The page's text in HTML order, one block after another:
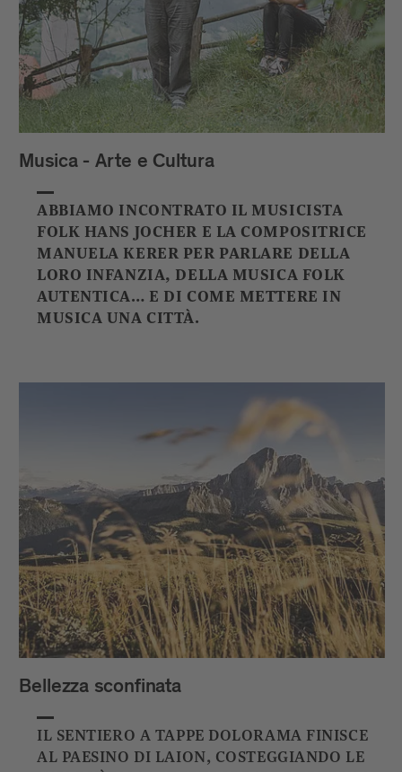
Musica - Arte e Cultura
ABBIAMO INCONTRATO IL MUSICISTA
FOLK HANS JOCHER E LA COMPOSITRICE
MANUELA KERER PER PARLARE DELLA
LORO INFANZIA, DELLA MUSICA FOLK
AUTENTICA… E DI COME METTERE IN
MUSICA UNA CITTÀ.
Bellezza sconfinata
IL SENTIERO A TAPPE DOLORAMA FINISCE
AL PAESINO DI LAION, COSTEGGIANDO LE